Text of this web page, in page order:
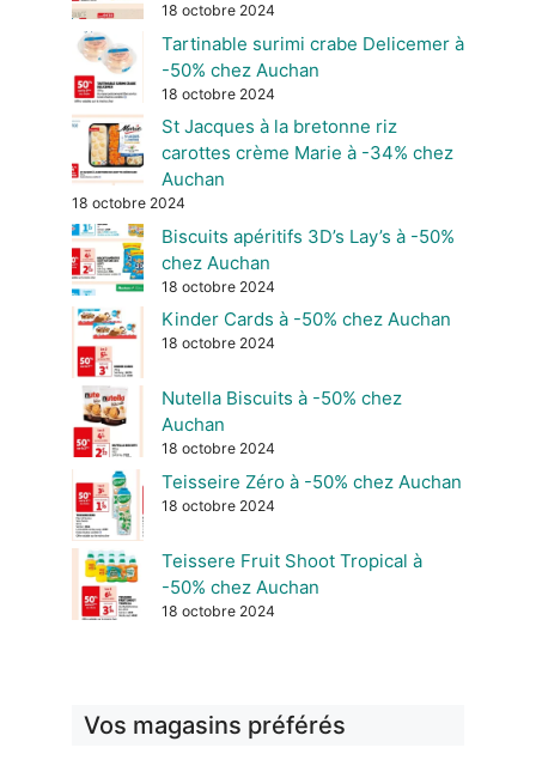
18 octobre 2024
Tartinable surimi crabe Delicemer à
-50% chez Auchan
18 octobre 2024
St Jacques à la bretonne riz
carottes crème Marie à -34% chez
Auchan
18 octobre 2024
Biscuits apéritifs 3D’s Lay’s à -50%
chez Auchan
18 octobre 2024
Kinder Cards à -50% chez Auchan
18 octobre 2024
Nutella Biscuits à -50% chez
Auchan
18 octobre 2024
Teisseire Zéro à -50% chez Auchan
18 octobre 2024
Teissere Fruit Shoot Tropical à
-50% chez Auchan
18 octobre 2024
Vos magasins préférés